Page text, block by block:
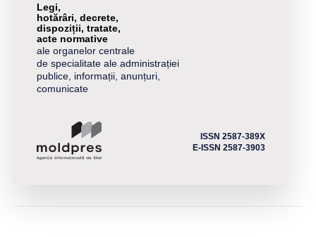
Legi,
hotărâri, decrete,
dispoziții, tratate,
acte normative
ale organelor centrale
de specialitate ale administrației
publice, informații, anunțuri,
comunicate
ISSN 2587-389X
E-ISSN 2587-3903